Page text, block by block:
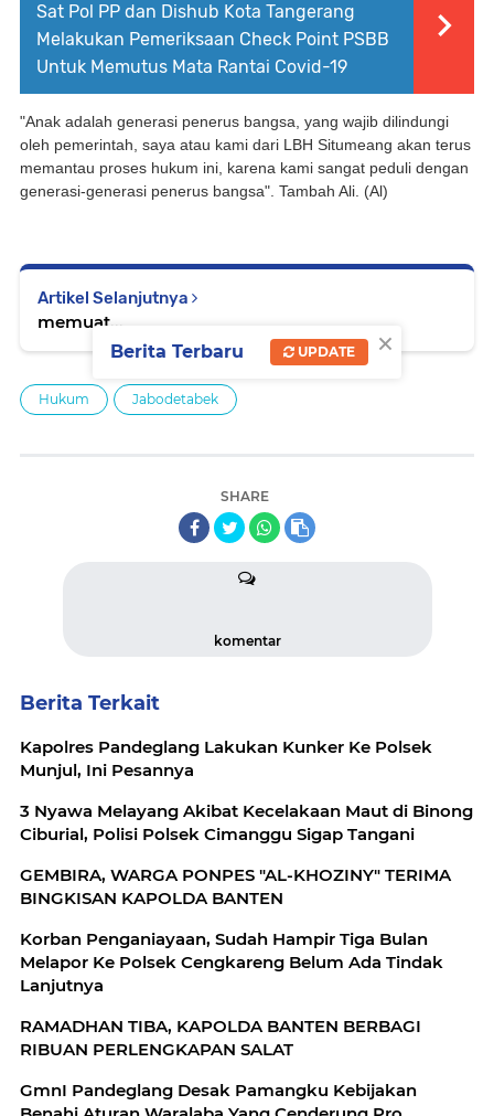
Sat Pol PP dan Dishub Kota Tangerang
Melakukan Pemeriksaan Check Point PSBB
Untuk Memutus Mata Rantai Covid-19
"Anak adalah generasi penerus bangsa, yang wajib dilindungi
oleh pemerintah, saya atau kami dari LBH Situmeang akan terus
memantau proses hukum ini, karena kami sangat peduli dengan
generasi-generasi penerus bangsa". Tambah Ali. (Al)
Artikel Selanjutnya
memuat...
Hukum Jabodetabek
SHARE
komentar
Berita Terkait
Kapolres Pandeglang Lakukan Kunker Ke Polsek
Munjul, Ini Pesannya
3 Nyawa Melayang Akibat Kecelakaan Maut di Binong
Ciburial, Polisi Polsek Cimanggu Sigap Tangani
GEMBIRA, WARGA PONPES "AL-KHOZINY" TERIMA
BINGKISAN KAPOLDA BANTEN
Korban Penganiayaan, Sudah Hampir Tiga Bulan
Melapor Ke Polsek Cengkareng Belum Ada Tindak
Lanjutnya
RAMADHAN TIBA, KAPOLDA BANTEN BERBAGI
RIBUAN PERLENGKAPAN SALAT
GmnI Pandeglang Desak Pamangku Kebijakan
×
Berita Terbaru UPDATE